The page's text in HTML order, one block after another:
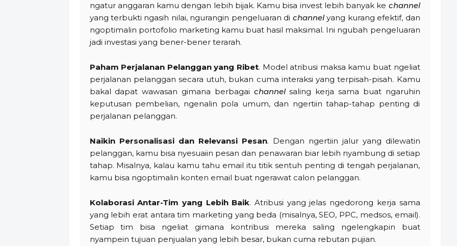
ngatur anggaran kamu dengan lebih bijak. Kamu bisa invest lebih banyak ke channel
yang terbukti ngasih nilai, ngurangin pengeluaran di channelyang kurang efektif, dan
ngoptimalin portofolio marketing kamu buat hasil maksimal. Ini ngubah pengeluaran
jadi investasi yang bener-bener terarah.
Paham Perjalanan Pelanggan yang Ribet. Model atribusi maksa kamu buat ngeliat
perjalanan pelanggan secara utuh, bukan cuma interaksi yang terpisah-pisah. Kamu
bakal dapat wawasan gimana berbagai channelsaling kerja sama buat ngaruhin
keputusan pembelian, ngenalin pola umum, dan ngertiin tahap-tahap penting di
perjalanan pelanggan.
Naikin Personalisasi dan Relevansi Pesan. Dengan ngertiin jalur yang dilewatin
pelanggan, kamu bisa nyesuaiin pesan dan penawaran biar lebih nyambung di setiap
tahap. Misalnya, kalau kamu tahu email itu titik sentuh penting di tengah perjalanan,
kamu bisa ngoptimalin konten email buat ngerawat calon pelanggan.
Kolaborasi Antar-Tim yang Lebih Baik. Atribusi yang jelas ngedorong kerja sama
yang lebih erat antara tim marketing yang beda (misalnya, SEO, PPC, medsos, email).
Setiap tim bisa ngeliat gimana kontribusi mereka saling ngelengkapin buat
nyampein tujuan penjualan yang lebih besar, bukan cuma rebutan pujian.